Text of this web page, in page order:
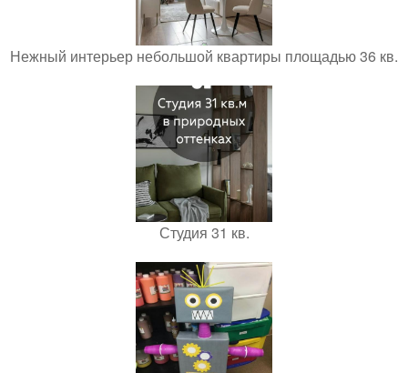
Нежный интерьер небольшой квартиры площадью 36 кв.
Студия 31 кв.